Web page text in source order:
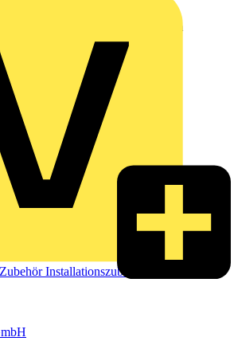
- bitte in den Warenkorb legen, um
Installationszubehör